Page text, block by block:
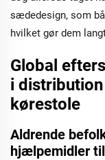
sædedesign, som
hvilket gør dem
Global
i
kørestole
Aldrende
hjælpemidler